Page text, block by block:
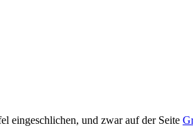
eingeschlichen, und zwar auf der Seite